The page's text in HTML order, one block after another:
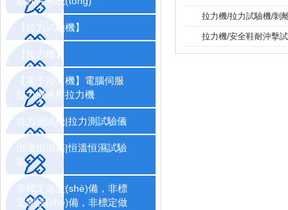
【拉力試驗機】
【拉力機】
【電子拉力機】電腦伺服
拉力機液壓拉力機
拉力測試機|拉力測試驗儀
恒溫恒濕箱|恒溫恒濕試驗
箱
非標定做設(shè)備，非標
定制設(shè)備，非標定做
拉力機/拉力試驗機/剝
拉力機/安全鞋耐沖擊